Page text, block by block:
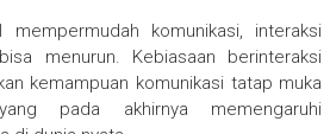
mempermudah komunikasi, interaksi
menurun. Kebiasaan berinteraksi
kemampuan komunikasi tatap muka
pada akhirnya memengaruhi